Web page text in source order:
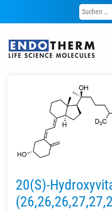
Suche
nach:
Inhalt
springen
20(S)-